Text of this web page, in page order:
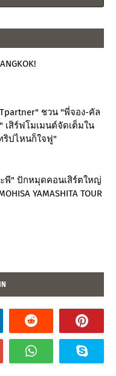
ชวน "พี่จอง-คัล
เสิร์ฟโมเมนต์จัดเต็มใน
ริปไหนก็ใจฟู"
พี" ปักหมุดคอนเสิร์ตใหญ่
YAMASHITA TOUR